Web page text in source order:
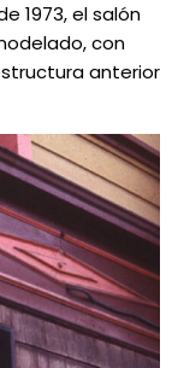
1973, el salón
con
anterior